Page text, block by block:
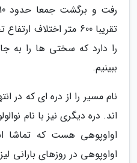
تقریبا 600 متر
را دارد که سختی ها را به
ببینیم.
نام مسیر را از دره ای که در
اواوپوهی هست که
اواوپوهی در روزهای بارانی